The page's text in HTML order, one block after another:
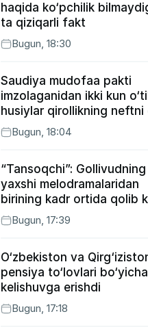
haqida ko‘pchilik
ta qiziqarli fakt
Bugun, 18:30
Saudiya mudofaa pakti
imzolaganidan ikki kun
husiylar qirollikning neftni
ishlash zavodiga hujum
Bugun, 18:04
“Tansoqchi”:
yaxshi melodramalaridan
birining kadr ortida qolib
voqealari
Bugun, 17:39
O‘zbekiston va
pensiya to‘lovlari bo‘yicha
kelishuvga erishdi
Bugun, 17:18